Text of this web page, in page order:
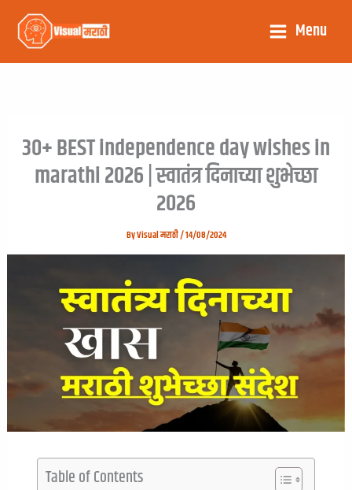
Menu
30+ BEST independence day wishes in
marathi 2026 | स्वातंत्र दिनाच्या शुभेच्छा
२०२६
ByVisual मराठी/14/08/2024
Table of Contents